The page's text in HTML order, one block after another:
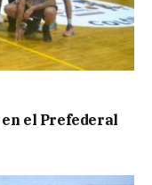
en el Prefederal